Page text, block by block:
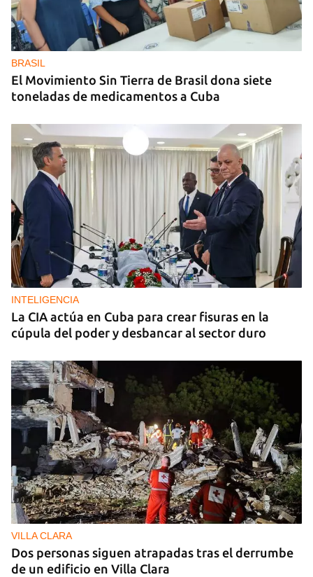
BRASIL
El Movimiento Sin Tierra de Brasil dona siete
toneladas de medicamentos a Cuba
INTELIGENCIA
La CIA actúa en Cuba para crear fisuras en la
cúpula del poder y desbancar al sector duro
VILLA CLARA
Dos personas siguen atrapadas tras el derrumbe
de un edificio en Villa Clara